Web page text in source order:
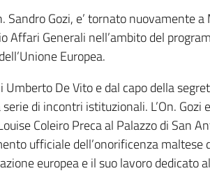
Gozi, e’ tornato nuovamente
Affari Generali nell’ambito del
Europea.
De Vito e dal capo della
di incontri istituzionali. L’On. Gozi
Coleiro Preca al Palazzo di San
ufficiale dell’onorificenza maltese
europea e il suo lavoro dedicato